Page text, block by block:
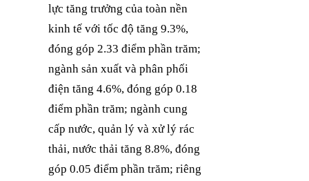
lực tăng trưởng của toàn nền
kinh tế với tốc độ tăng 9.3%,
đóng góp 2.33 điểm phần trăm;
ngành sản xuất và phân phối
điện tăng 4.6%, đóng góp 0.18
điểm phần trăm; ngành cung
cấp nước, quản lý và xử lý rác
thải, nước thải tăng 8.8%, đóng
góp 0.05 điểm phần trăm; riêng